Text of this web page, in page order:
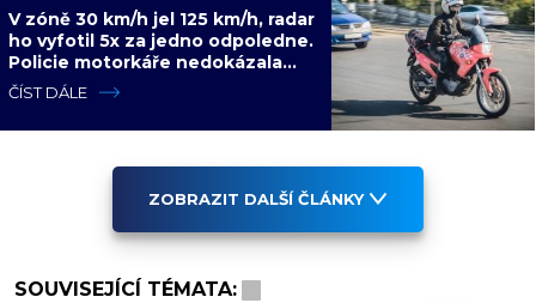
V zóně 30 km/h jel 125 km/h, radar
ho vyfotil 5x za jedno odpoledne.
Policie motorkáře nedokázala
zastavit
ČÍST DÁLE
ZOBRAZIT DALŠÍ ČLÁNKY
SOUVISEJÍCÍ TÉMATA: